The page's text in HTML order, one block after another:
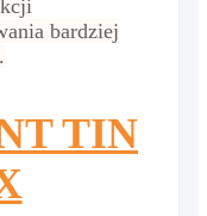
bardziej
TIN